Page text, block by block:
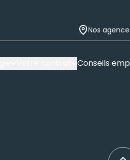
Nos
Conseils